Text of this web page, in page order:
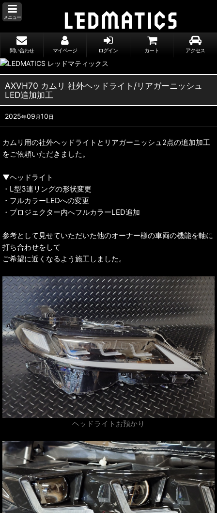
メニュー
問い合わせ マイページ ログイン カート アクセス
AXVH70 カムリ 社外ヘッドライト/リアガーニッシュ
LED追加加工
2025年09 月10日
カムリ用の社外ヘッドライトとリアガーニッシュ2点の追加加工
をご依頼いただきました。
▼ヘッドライト
・L型3連リングの形状変更
・フルカラーLEDへの変更
・プロジェクター内へフルカラーLED追加
参考として見せていただいた他のオーナー様の車両の機能を軸に
打ち合わせをして
ご希望に近くなるよう施工しました。
ヘッドライトお預かり